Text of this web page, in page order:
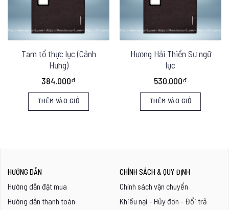
Tam tổ thực lục (Cảnh
Hưng)
384.000₫
THÊM VÀO GIỎ
Hương Hải Thiền Sư ngữ
lục
530.000₫
THÊM VÀO GIỎ
HƯỚNG DẪN
Hướng dẫn đặt mua
Hướng dẫn thanh toán
CHÍNH SÁCH & QUY ĐỊNH
Chính sách vận chuyển
Khiếu nại - Hủy đơn - Đổi trả